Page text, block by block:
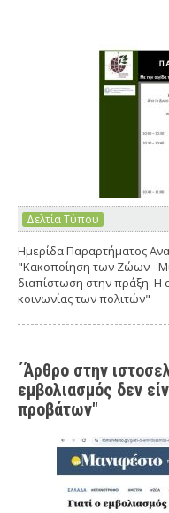
Δελτία Τύπου
Ημερίδα Παραρτήματος
"Κακοποίηση των Ζώων -
διαπίστωση στην πράξη: Η
κοινωνίας των πολιτών"
΄Άρθρο στην
εμβολιασμός δεν
προβάτων"